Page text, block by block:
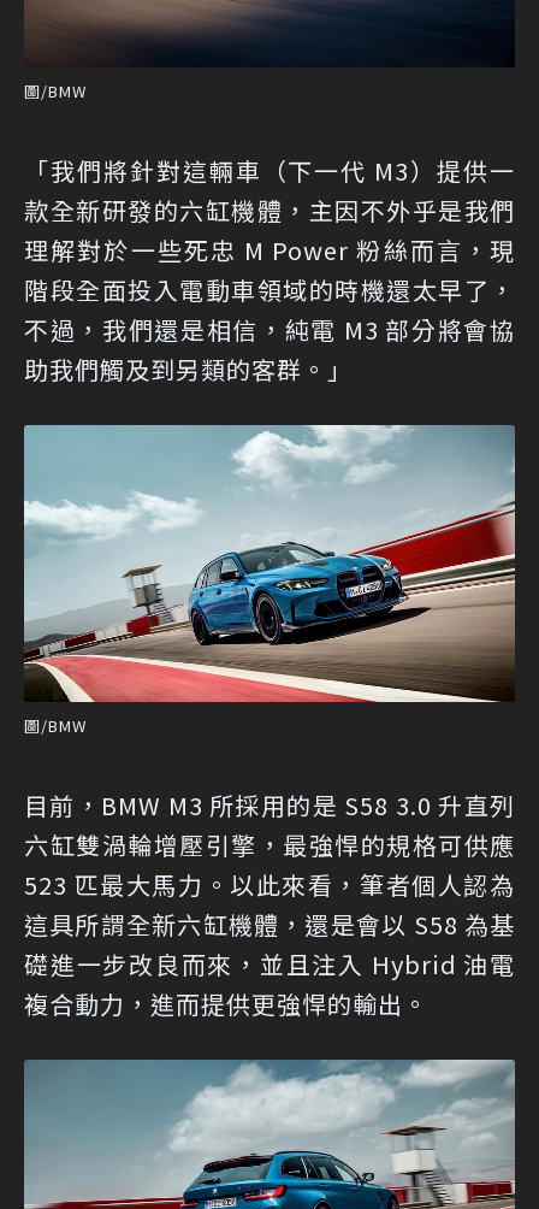
圖/BMW
「我們將針對這輛車（下一代 M3）提供一
款全新研發的六缸機體，主因不外乎是我們
理解對於一些死忠 M Power 粉絲而言，現
階段全面投入電動車領域的時機還太早了，
不過，我們還是相信，純電 M3 部分將會協
助我們觸及到另類的客群。」
圖/BMW
目前，BMW M3 所採用的是 S58 3.0 升直列
六缸雙渦輪增壓引擎，最強悍的規格可供應
523 匹最大馬力。以此來看，筆者個人認為
這具所謂全新六缸機體，還是會以 S58 為基
礎進一步改良而來，並且注入 Hybrid 油電
複合動力，進而提供更強悍的輸出。